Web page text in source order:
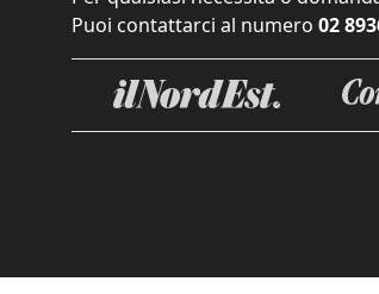
Puoi contattarci al numero 02